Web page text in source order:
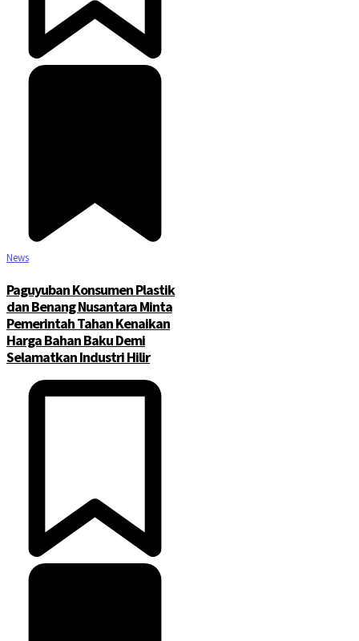
News
Paguyuban Konsumen Plastik
dan Benang Nusantara Minta
Pemerintah Tahan Kenaikan
Harga Bahan Baku Demi
Selamatkan Industri Hilir